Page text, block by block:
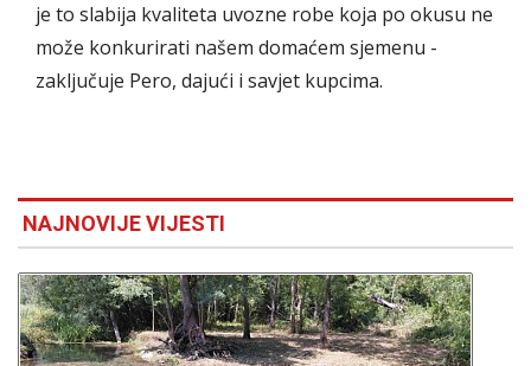
je to slabija kvaliteta uvozne robe koja po okusu ne
može konkurirati našem domaćem sjemenu -
zaključuje Pero, dajući i savjet kupcima.
NAJNOVIJE VIJESTI